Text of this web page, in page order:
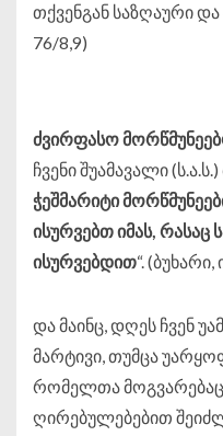
თქვენგან საზღაური
76/8,9)
ძვირფასო
ჩვენი შუამავალი
ჭეშმარიტი
ისურვებთ იმას, რასაც
ისურვებდით“. (ბუხარი,
და მაინც, დღეს ჩვენ
მარტივი, თუმცა
რომელთა
ღირებულებებით